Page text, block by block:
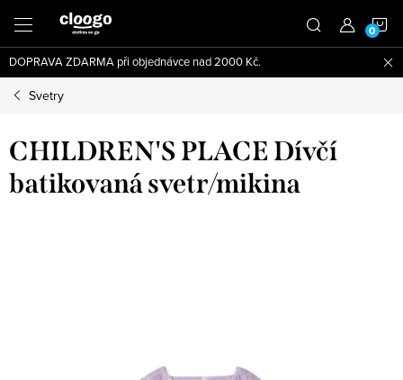
obsah
DOPRAVA ZDARMA při objednávce nad 2000 Kč.
Svetry
CHILDREN'S PLACE Dívčí
batikovaná svetr/mikina